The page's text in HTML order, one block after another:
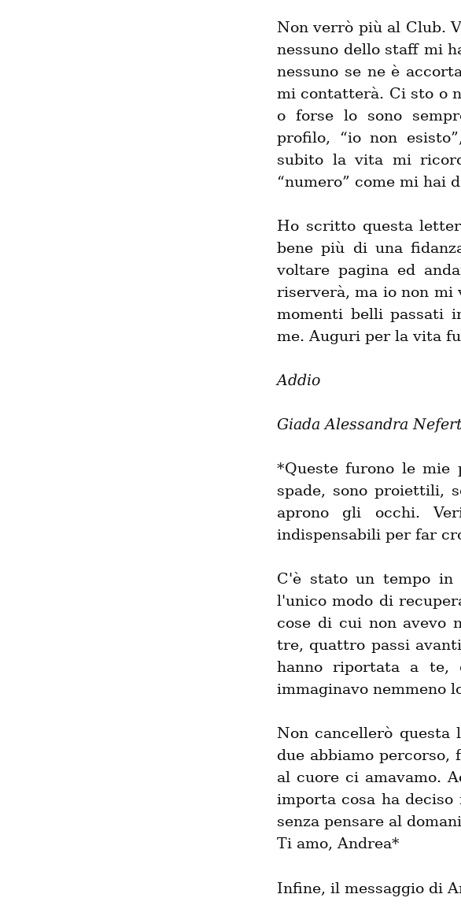
Non verrò più al Club.
nessuno dello staff mi
nessuno se ne è
mi contatterà. Ci sto o
o forse lo sono
profilo, “io non
subito la vita mi
“numero” come mi hai
Ho scritto questa
bene più di una
voltare pagina ed
riserverà, ma io non
momenti belli passati
me. Auguri per la vita
Addio
Giada Alessandra
*Queste furono le mie
spade, sono proiettili,
aprono gli occhi.
indispensabili per far
C'è stato un tempo
l'unico modo di
cose di cui non avevo
tre, quattro passi
hanno riportata a te,
immaginavo nemmeno
Non cancellerò
due abbiamo percorso,
al cuore ci amavamo.
importa cosa ha
senza pensare al
Ti amo, Andrea*
Infine, il messaggio di